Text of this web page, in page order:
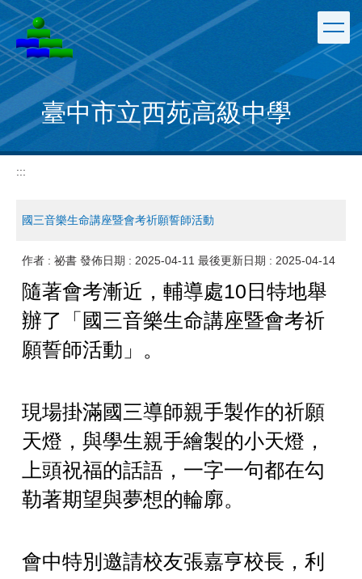
跳
到
主
要
內
容
區
臺中市立西苑高級中學
:::
國三音樂生命講座暨會考祈願誓師活動
作者 : 祕書 發佈日期 : 2025-04-11 最後更新日期 : 2025-04-14
隨著會考漸近，輔導處10日特地舉
辦了「國三音樂生命講座暨會考祈
願誓師活動」。
現場掛滿國三導師親手製作的祈願
天燈，與學生親手繪製的小天燈，
上頭祝福的話語，一字一句都在勾
勒著期望與夢想的輪廓。
會中特別邀請校友張嘉亨校長，利